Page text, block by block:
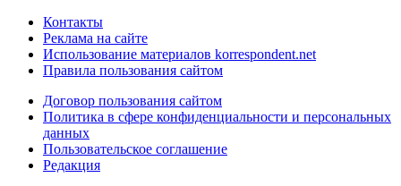
Контакты
Реклама на сайте
Использование материалов korrespondent.net
Правила пользования сайтом
Договор пользования сайтом
Политика в сфере конфиденциальности и персональных
данных
Пользовательское соглашение
Редакция